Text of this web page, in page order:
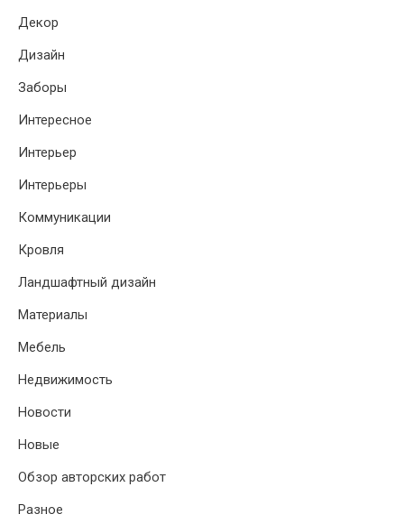
Декор
Дизайн
Заборы
Интересное
Интерьер
Интерьеры
Коммуникации
Кровля
Ландшафтный дизайн
Материалы
Мебель
Недвижимость
Новости
Новые
Обзор авторских работ
Разное